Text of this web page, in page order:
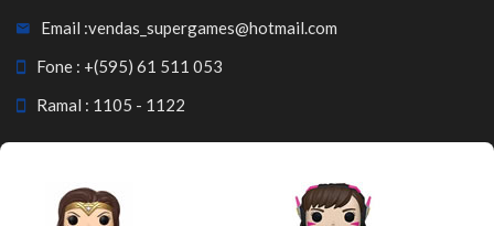
Email :vendas_supergames@hotmail.com
Fone : +(595) 61 511 053
Ramal : 1105 - 1122